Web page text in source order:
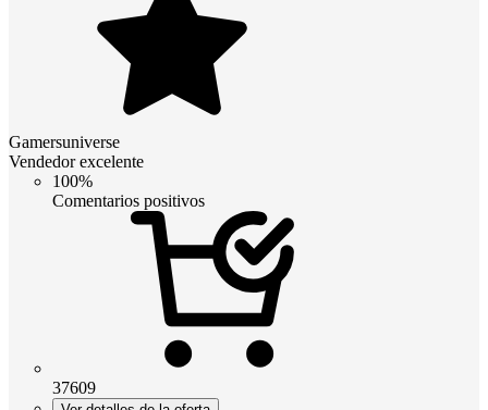
Gamersuniverse
Vendedor excelente
100%
Comentarios positivos
37609